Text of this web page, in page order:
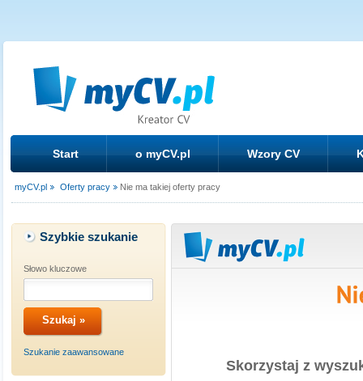
Start o myCV.pl Wzory CV
myCV.pl Oferty pracy Nie ma takiej oferty pracy
Szybkie szukanie
Słowo kluczowe
Szukanie zaawansowane
Skorzystaj z